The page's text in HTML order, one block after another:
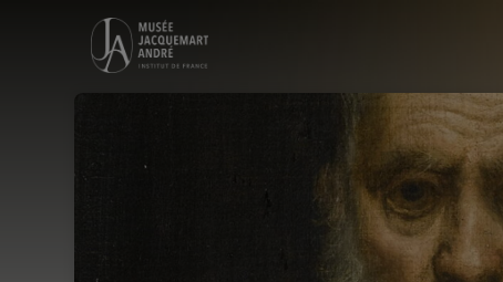
Skip header